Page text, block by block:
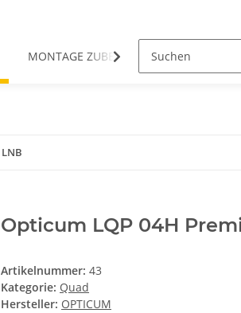
MONTAGE ZUBEHÖR
Opticum LQP 04H
Artikelnummer: 43
Kategorie: Quad
Hersteller: OPTICUM